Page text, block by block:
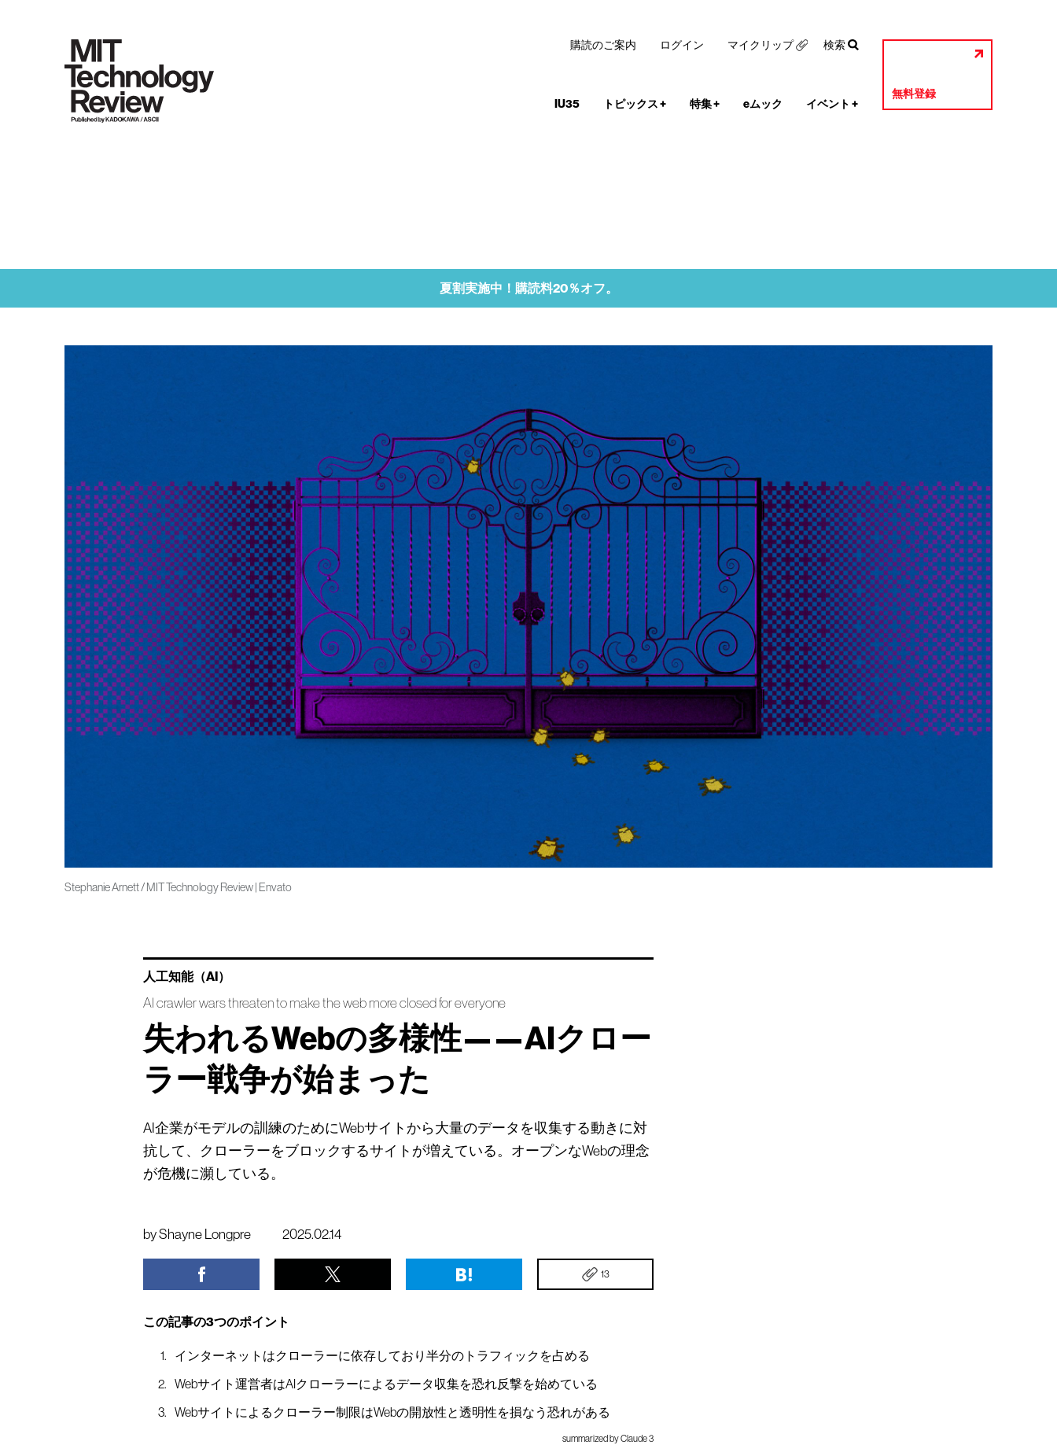
IU35 トピックス+ 特集+ eムック イベント +
無料登録
購読のご案内 ログイン マイクリップ 検索
夏割実施中！購読料20％オフ。
Stephanie Arnett / MIT Technology Review | Envato
人工知能（AI）
AI crawler wars threaten to make the web more closed for everyone
失われるWebの多様性——AIクロー
ラー戦争が始まった
AI企業がモデルの訓練のためにWebサイトから大量のデータを収集する動きに対
抗して、クローラーをブロックするサイトが増えている。オープンなWebの理念
が危機に瀕している。
byShayne Longpre 2025.02.14
13
この記事の3つのポイント
インターネットはクローラーに依存しており半分のトラフィックを占める
Webサイト運営者はAIクローラーによるデータ収集を恐れ反撃を始めている
Webサイトによるクローラー制限はWebの開放性と透明性を損なう恐れがある
summarized by Claude 3